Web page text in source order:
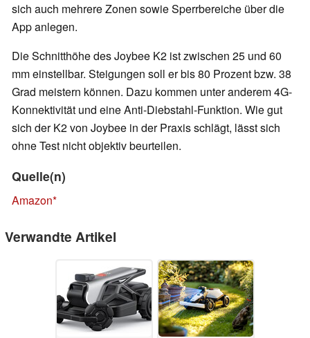
sich auch mehrere Zonen sowie Sperrbereiche über die
App anlegen.
Die Schnitthöhe des Joybee K2 ist zwischen 25 und 60
mm einstellbar. Steigungen soll er bis 80 Prozent bzw. 38
Grad meistern können. Dazu kommen unter anderem 4G-
Konnektivität und eine Anti-Diebstahl-Funktion. Wie gut
sich der K2 von Joybee in der Praxis schlägt, lässt sich
ohne Test nicht objektiv beurteilen.
Quelle(n)
Amazon
Verwandte Artikel